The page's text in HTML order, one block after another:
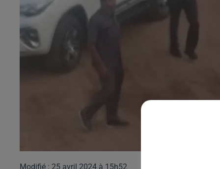
Modifié : 25 avril 2024 à 15h52